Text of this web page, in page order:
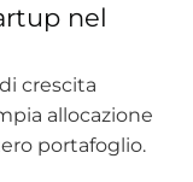
nel
crescita
allocazione
portafoglio.